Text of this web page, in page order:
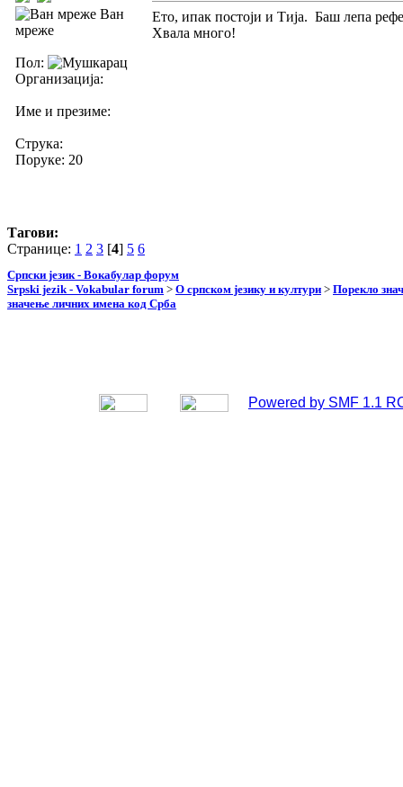
Ван
мреже
Пол:
Организација:
Име и презиме:
Струка:
Поруке: 20
Ето, ипак постоји и Тија. Баш лепа
Хвала много!
Тагови:
Странице: 1 2 3 [4] 5 6
Српски језик - Вокабулар форум
Srpski jezik - Vokabular forum > О српском језику и култури > Порекло
значење личних имена код Срба
Powered by SMF 1.1